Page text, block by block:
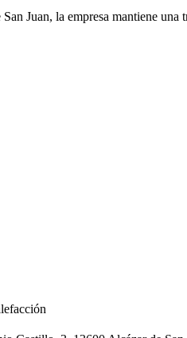
Juan, la empresa mantiene